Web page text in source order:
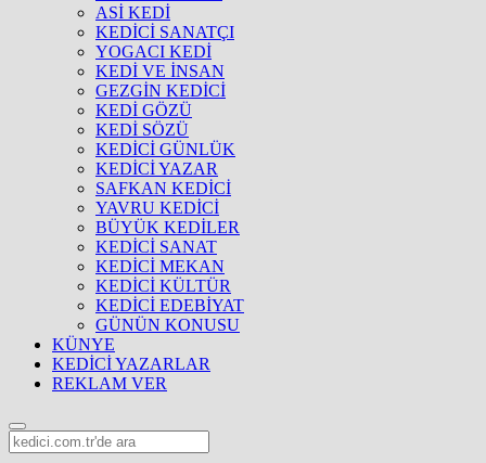
ASİ KEDİ
KEDİCİ SANATÇI
YOGACI KEDİ
KEDİ VE İNSAN
GEZGİN KEDİCİ
KEDİ GÖZÜ
KEDİ SÖZÜ
KEDİCİ GÜNLÜK
KEDİCİ YAZAR
SAFKAN KEDİCİ
YAVRU KEDİCİ
BÜYÜK KEDİLER
KEDİCİ SANAT
KEDİCİ MEKAN
KEDİCİ KÜLTÜR
KEDİCİ EDEBİYAT
GÜNÜN KONUSU
KÜNYE
KEDİCİ YAZARLAR
REKLAM VER